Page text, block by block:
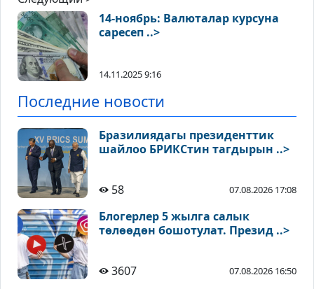
14-ноябрь: Валюталар курсуна
саресеп ..>
14.11.2025 9:16
Последние новости
Бразилиядагы президенттик
шайлоо БРИКСтин тагдырын ..>
58 07.08.2026 17:08
Блогерлер 5 жылга салык
төлөөдөн бошотулат. Презид ..>
3607 07.08.2026 16:50